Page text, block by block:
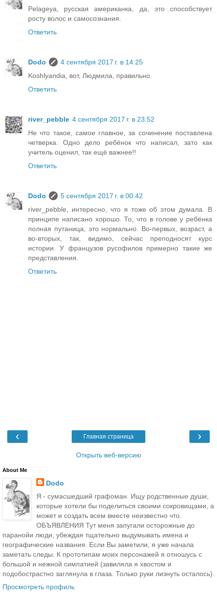
Pelageya, русская американка, да, это способствует
росту волос и самосознания.
Ответить
Dodo
4 сентября 2017 г. в 14:25
Koshlyandia, вот, Людмила, правильно.
Ответить
river_pebble 4 сентября 2017 г. в 23:52
Не что такое, самое главное, за сочинение поставлена
четверка. Одно дело ребёнок что написал, зато как
учитель оценил, так ещё важнее!!
Ответить
Dodo
5 сентября 2017 г. в 00:42
river_pebble, интересно, что я тоже об этом думала. В
принципе написано хорошо. То, что в голове у ребёнка
полная путаница, это нормально. Во-первых, возраст, а
во-вторых, так, видимо, сейчас преподносят курс
истории. У французов русофилов примерно такие же
представления.
Ответить
‹ ›
Главная страница
Открыть веб-версию
About Me
Dodo
Я - сумасшедший графоман. Ищу родственные души,
которые хотели бы поделиться своими сокровищами, а
может и создать всем вместе неизвестно что.
ОБЪЯВЛЕНИЯ Тут меня запугали осторожные до
паранойи люди, убеждая тщательно выдумывать имена и
географические названия. Если Вы заметили, я уже начала
заметать следы. К прототипам моих персонажей я отношусь с
большой и нежной симпатией (завиляла я хвостом и
подобострастно заглянула в глаза. Только руки лизнуть осталось).
Просмотреть профиль